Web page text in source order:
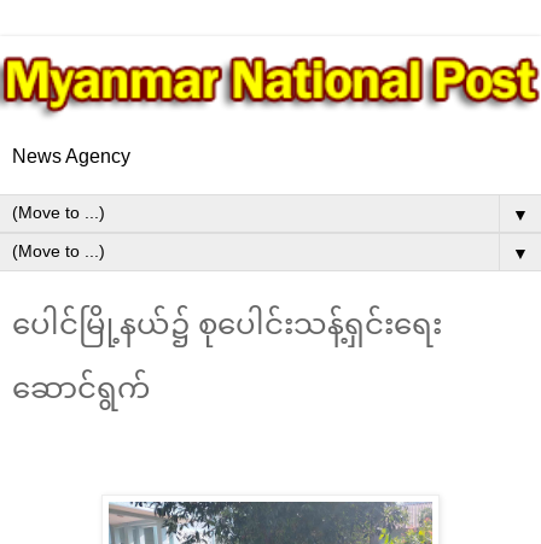
News Agency
▼
▼
ပေါင်မြို့နယ်၌ စုပေါင်းသန့်ရှင်းရေး
ဆောင်ရွက်